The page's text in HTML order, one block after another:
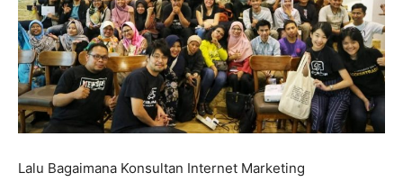
Lalu Bagaimana Konsultan Internet Marketing